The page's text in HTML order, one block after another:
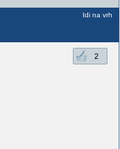
Idi na vrh
2